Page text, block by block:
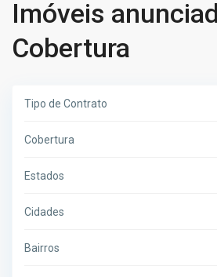
Imóveis
Cobertura
Tipo de Contrato
Cobertura
Estados
Cidades
Bairros